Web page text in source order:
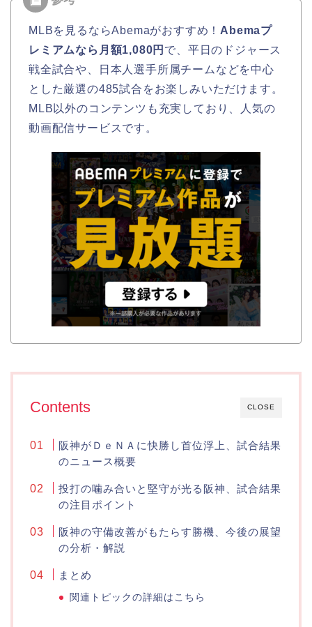
MLBを見るならAbemaがおすすめ！ Abemaプ
レミアムなら月額1,080円 で、平日のドジャース
戦全試合や、日本人選手所属チームなどを中心
とした厳選の485試合をお楽しみいただけます。
MLB以外のコンテンツも充実しており、人気の
動画配信サービスです。
CLOSE
Contents
阪神がＤｅＮＡに快勝し首位浮上、試合結果
のニュース概要
投打の噛み合いと堅守が光る阪神、試合結果
の注目ポイント
阪神の守備改善がもたらす勝機、今後の展望
の分析・解説
まとめ
関連トピックの詳細はこちら